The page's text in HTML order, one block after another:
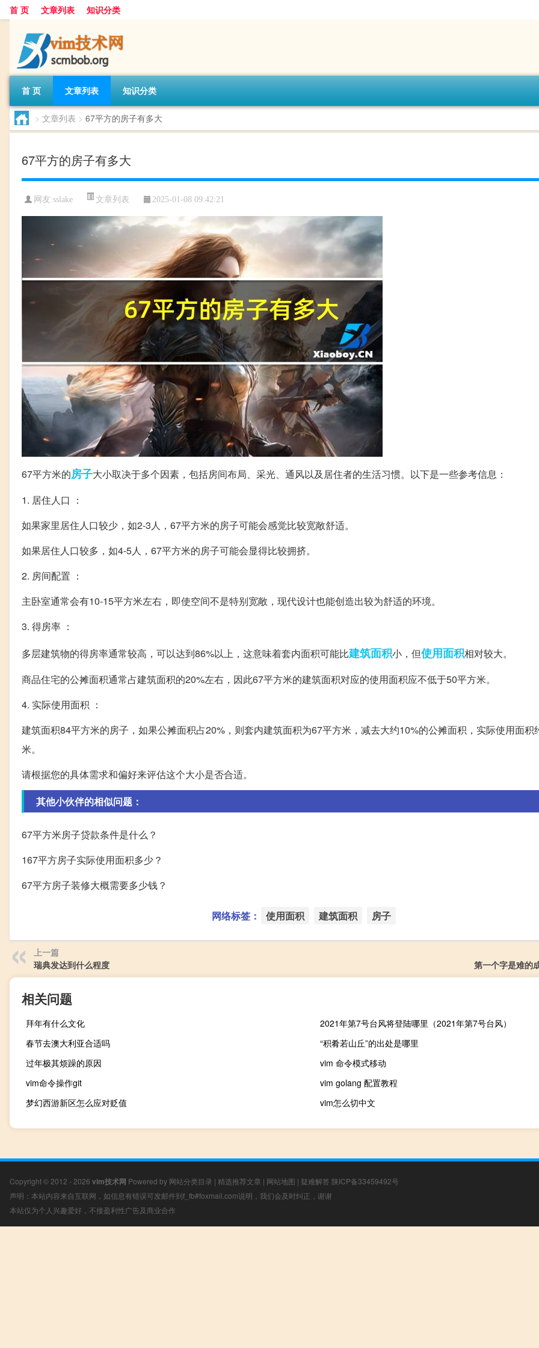
首 页 文章列表 知识分类
首 页 文章列表 知识分类
> 文章列表 > 67平方的房子有多大
67平方的房子有多大
网友:sslake 文章列表 2025-01-08 09:42:21
67平方米的房子大小取决于多个因素，包括房间布局、采光、通风以及居住者的生活习惯。以下是一些参考信息：
1. 居住人口 ：
如果家里居住人口较少，如2-3人，67平方米的房子可能会感觉比较宽敞舒适。
如果居住人口较多，如4-5人，67平方米的房子可能会显得比较拥挤。
2. 房间配置 ：
主卧室通常会有10-15平方米左右，即使空间不是特别宽敞，现代设计也能创造出较为舒适的环境。
3. 得房率 ：
多层建筑物的得房率通常较高，可以达到86%以上，这意味着套内面积可能比建筑面积小，但使用面积相对较大。
商品住宅的公摊面积通常占建筑面积的20%左右，因此67平方米的建筑面积对应的使用面积应不低于50平方米。
4. 实际使用面积 ：
建筑面积84平方米的房子，如果公摊面积占20%，则套内建筑面积为67平方米，减去大约10%的公摊面积，实际使用面积
米。
请根据您的具体需求和偏好来评估这个大小是否合适。
其他小伙伴的相似问题：
67平方米房子贷款条件是什么？
167平方房子实际使用面积多少？
67平方房子装修大概需要多少钱？
网络标签： 使用面积 建筑面积 房子
上一篇
瑞典发达到什么程度
第一个字是难的
相关问题
拜年有什么文化
2021年第7号台风将登陆哪里（2021年第7号台风）
春节去澳大利亚合适吗
“积肴若山丘”的出处是哪里
过年极其烦躁的原因
vim 命令模式移动
vim命令操作git
vim golang 配置教程
梦幻西游新区怎么应对贬值
vim怎么切中文
Copyright © 2012 - 2026 vim技术网 Powered by 网站分类目录 | 精选推荐文章 | 网站地图 | 疑难解答 陕ICP备33459492号
声明：本站内容来自互联网，如信息有错误可发邮件到f_fb#foxmail.com说明，我们会及时纠正，谢谢
本站仅为个人兴趣爱好，不接盈利性广告及商业合作